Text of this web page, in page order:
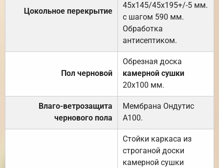
Цокольное перекрытие
45х145/45х195+/-5 мм.
с шагом 590 мм.
Обработка
антисептиком.
Пол черновой
Обрезная доска
камерной сушки
20х100 мм.
Влаго-ветрозащита
чернового пола
Мембрана Ондутис
А100.
Стойки каркаса из
строганой доски
камерной сушки